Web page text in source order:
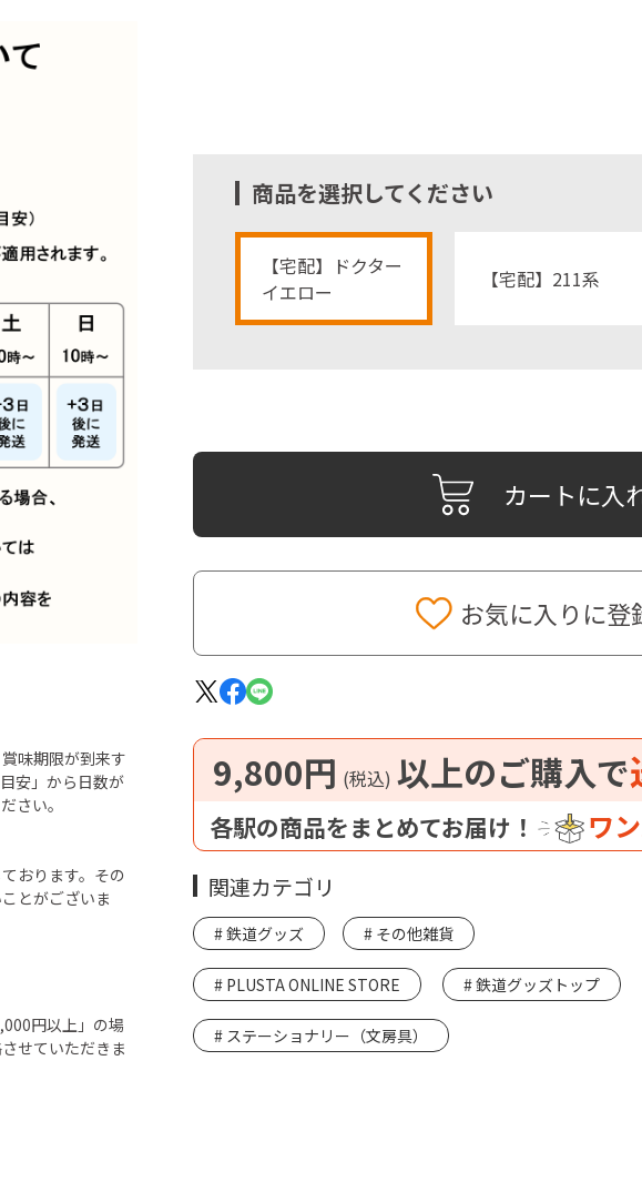
味期限が到来す
安」から日数が
さい。
おります。その
とがございま
円以上」の場
せていただきま
商品を選択してください
【宅配】ドクター
イエロー
【宅配】211系
カートに入
お気に入りに登
9,800円 (税込) 以上のご購入で
各駅の商品をまとめてお届け！ ワ
関連カテゴリ
鉄道グッズ その他雑貨
PLUSTA ONLINE STORE 鉄道グッズトップ
ステーショナリー（文房具）